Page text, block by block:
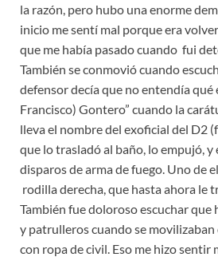
la razón, pero hubo una enorme
inicio me sentí mal porque era
que me había pasado cuando fui
También se conmovió cuando
defensor decía que no entendía qué
Francisco) Gontero” cuando la
lleva el nombre del exoficial del D2
que lo trasladó al baño, lo empujó,
disparos de arma de fuego. Uno de
rodilla derecha, que hasta ahora le
También fue doloroso escuchar que
y patrulleros cuando se
con ropa de civil. Eso me hizo sentir